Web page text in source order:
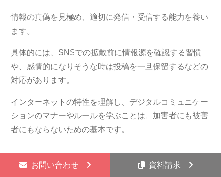
情報の真偽を見極め、適切に発信・受信する能力を養い
ます。
具体的には、SNSでの拡散前に情報源を確認する習慣
や、感情的になりそうな時は投稿を一旦保留するなどの
対応があります。
インターネットの特性を理解し、デジタルコミュニケー
ションのマナーやルールを学ぶことは、加害者にも被害
者にもならないための基本です。
『サジェスト対策』も誹謗中傷対
お問い合わせ 資料請求